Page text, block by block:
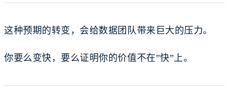
这种预期的转变，会给数据团队带来巨大的压力。
你要么变快，要么证明你的价值不在”快”上。